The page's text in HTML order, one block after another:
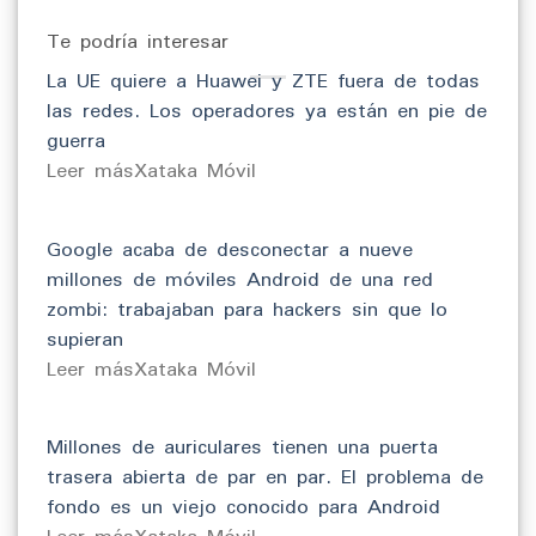
Te podría interesar
La UE quiere a Huawei y ZTE fuera de todas
las redes. Los operadores ya están en pie de
guerra
​Leer másXataka Móvil
Google acaba de desconectar a nueve
millones de móviles Android de una red
zombi: trabajaban para hackers sin que lo
supieran
​Leer másXataka Móvil
Millones de auriculares tienen una puerta
trasera abierta de par en par. El problema de
fondo es un viejo conocido para Android